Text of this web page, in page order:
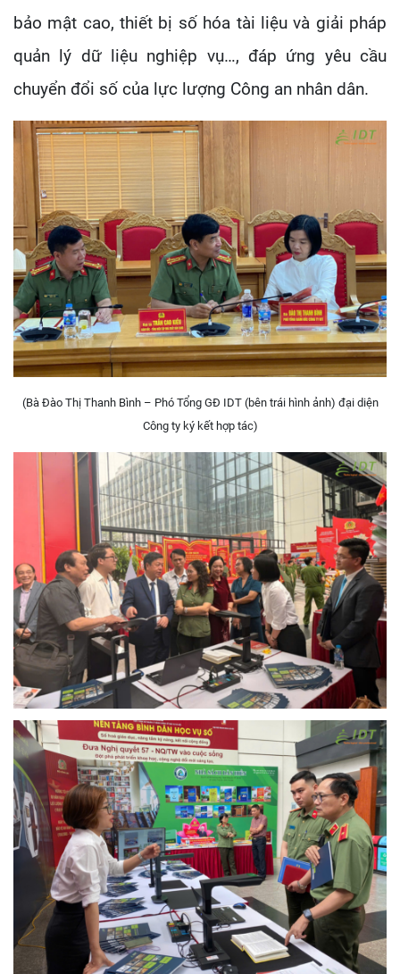
bảo mật cao, thiết bị số hóa tài liệu và giải pháp
quản lý dữ liệu nghiệp vụ…, đáp ứng yêu cầu
chuyển đổi số của lực lượng Công an nhân dân.
(Bà Đào Thị Thanh Bình – Phó Tổng GĐ IDT (bên trái hình ảnh) đại diện
Công ty ký kết hợp tác)